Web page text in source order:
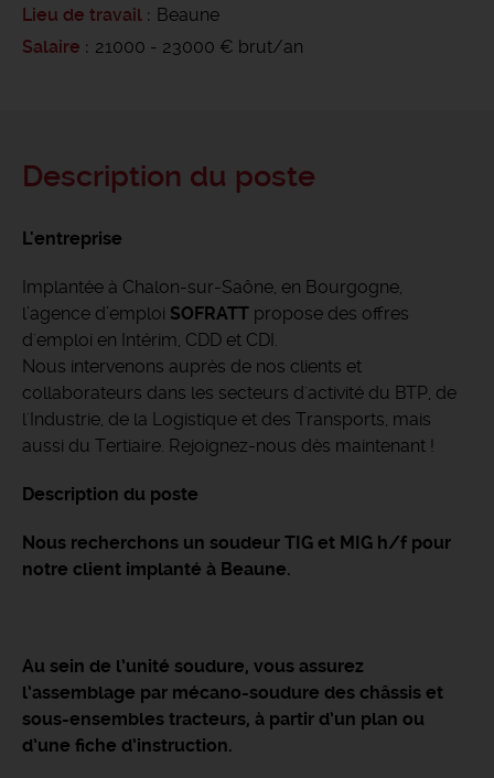
Lieu de travail
Beaune
Salaire
21000 - 23000 € brut/an
Description du poste
L'entreprise
Implantée à Chalon-sur-Saône, en Bourgogne,
l’agence d’emploi SOFRATT propose des offres
d'emploi en Intérim, CDD et CDI.
Nous intervenons auprès de nos clients et
collaborateurs dans les secteurs d'activité du BTP, de
l'Industrie, de la Logistique et des Transports, mais
aussi du Tertiaire. Rejoignez-nous dès maintenant !
Description du poste
Nous recherchons un soudeur TIG et MIG h/f pour
notre client implanté à Beaune.
Au sein de l’unité soudure, vous assurez
l’assemblage par mécano-soudure des châssis et
sous-ensembles tracteurs, à partir d’un plan ou
d’une fiche d’instruction.